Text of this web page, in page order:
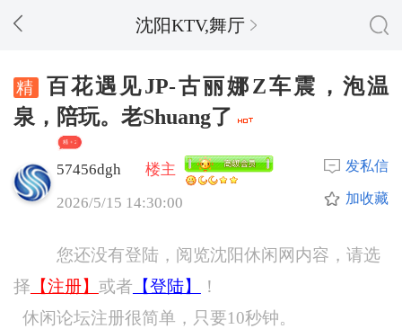
沈阳KTV,舞厅
百花遇见JP-古丽娜Z车震，泡温
泉，陪玩。老Shuang了
精 + 2
57456dgh
楼主
2026/5/15 14:30:00
发私信
加收藏
您还没有登陆，阅览沈阳休闲网内容，请选
择 【注册】 或者 【登陆】
！
休闲论坛注册很简单，只要10秒钟。